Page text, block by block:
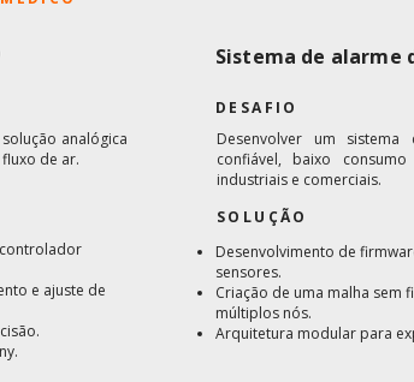
analógica
de ar.
e ajuste de
Sistema de alarme
DESAFIO
Desenvolver um
confiável, baixo
industriais e comerciais.
SOLUÇÃO
Desenvolvimento de
sensores.
Criação de uma malha sem
múltiplos nós.
Arquitetura modular para